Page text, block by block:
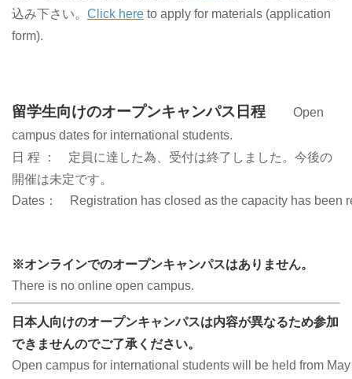
込み下さい。 Click here to apply for materials (application
form).
留学生向けのオープンキャンパス日程
Open
campus dates for international students.
日 程 ： 定員に達した為、受付は終了しました。今後の
開催は未定です。
Dates：
Registration has closed as the capacity has been
※オンラインでのオープンキャンパスはありません。
There is no online open campus.
日本人向けのオープンキャンパスは内容が異なるため参加
できませんのでご了承ください。
Open campus for international students will be held from